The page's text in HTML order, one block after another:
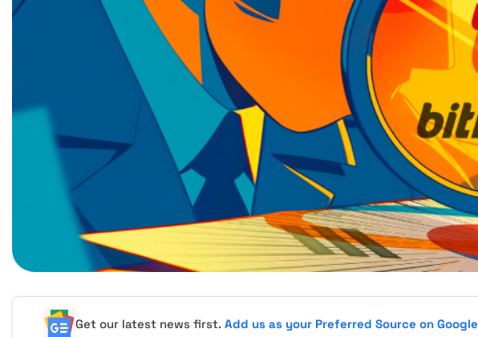
Get our latest news first.Add us as your Preferred Source on Google